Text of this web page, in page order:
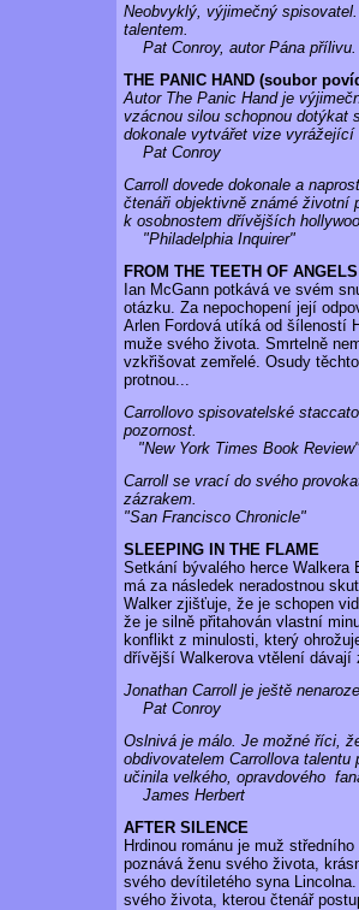
Neobvyklý, výjimečný
talentem.
Pat Conroy, autor Pána přílivu.
THE PANIC HAND (soubor
Autor The Panic Hand je
vzácnou silou schopnou dotýkat
dokonale vytvářet vize vyrážející
Pat Conroy
Carroll dovede dokonale a
čtenáři objektivně známé životní
k osobnostem dřívějších
"Philadelphia Inquirer"
FROM THE TEETH OF ANGELS
Ian McGann potkává ve svém
otázku. Za nepochopení její
Arlen Fordová utíká od šíleností
muže svého života. Smrtelně
vzkřišovat zemřelé. Osudy
protnou...
Carrollovo spisovatelské
pozornost.
"New York Times Book Review"
Carroll se vrací do svého
zázrakem.
"San Francisco Chronicle"
SLEEPING IN THE FLAME
Setkání bývalého herce Walkera
má za následek neradostnou
Walker zjišťuje, že je schopen
že je silně přitahován vlastní
konflikt z minulosti, který
dřívější Walkerova vtělení dávají
Jonathan Carroll je ještě
Pat Conroy
Oslnivá je málo. Je možné říci,
obdivovatelem Carrollova
učinila velkého, opravdového
James Herbert
AFTER SILENCE
Hrdinou románu je muž
poznává ženu svého života,
svého devítiletého syna
svého života, kterou čtenář